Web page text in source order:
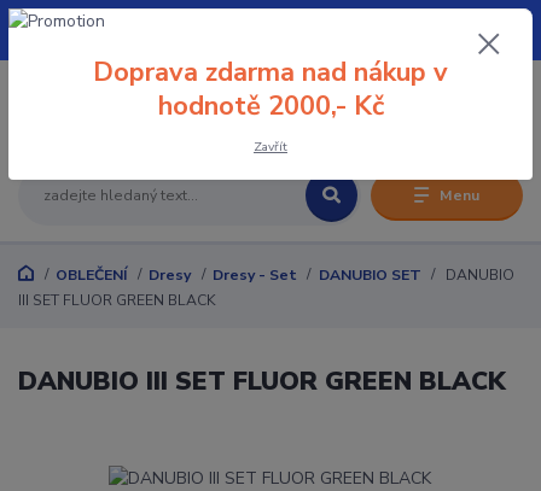
Menu
+420 608 032 114
OBLEČENÍ Dresy Dresy - Set DANUBIO SET
DANUBIO
III SET FLUOR GREEN BLACK
DANUBIO III SET FLUOR GREEN BLACK
Doprava zdarma nad nákup v
hodnotě 2000,- Kč
Zavřít